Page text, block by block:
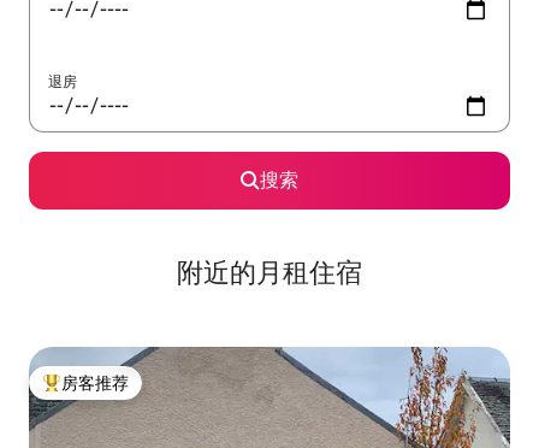
退房
搜索
附近的月租住宿
热门「房客推荐」
房客推荐